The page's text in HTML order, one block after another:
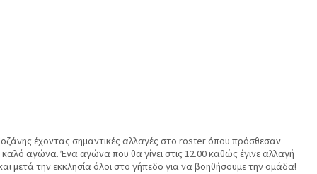
έχοντας σημαντικές αλλαγές στο roster όπου πρόσθεσαν
αγώνα. Ένα αγώνα που θα γίνει στις 12.00 καθώς έγινε αλλαγή
μετά την εκκλησία όλοι στο γήπεδο για να βοηθήσουμε την ομάδα!